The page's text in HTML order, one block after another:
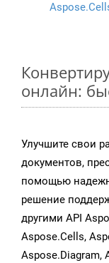
онлайн:
Улучшите свои
документов,
помощью
решение
другими API
Aspose.Cells,
Aspose.Diagram,